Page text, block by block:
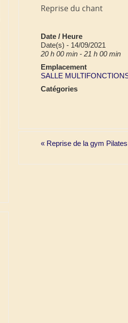
Reprise du chant
Date / Heure
Date(s) - 14/09/2021
20 h 00 min - 21 h 00 min
Emplacement
SALLE
Catégories
« Reprise de la gym Pilates